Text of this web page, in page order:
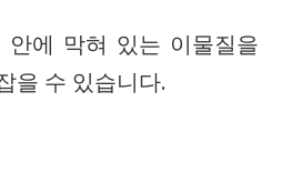
에 막혀 있는 이물질을
을 수 있습니다.